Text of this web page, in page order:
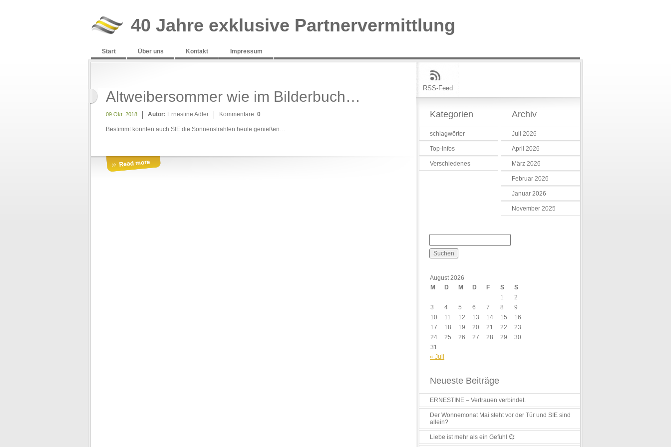
40 Jahre exklusive Partnervermittlung
Start Über uns Kontakt Impressum
Altweibersommer wie im Bilderbuch…
09 Okt. 2018 Autor: Ernestine Adler Kommentare: 0
Bestimmt konnten auch SIE die Sonnenstrahlen heute genießen…
RSS-Feed
Kategorien
schlagwörter
Top-Infos
Verschiedenes
Archiv
Juli 2026
April 2026
März 2026
Februar 2026
Januar 2026
November 2025
August 2026
M
D M D F S
S
1
2
3
4 5 6 7 8
9
10
11 12 13 14 15
16
17
18 19 20 21 22
23
24
25 26 27 28 29
30
31
« Juli
Neueste Beiträge
ERNESTINE – Vertrauen verbindet.
Der Wonnemonat Mai steht vor der Tür und SIE sind
allein?
Liebe ist mehr als ein Gefühl 💞